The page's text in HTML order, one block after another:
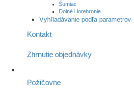
Šumiac
Dolné Horehronie
Vyhľladávanie podľa parametrov
Kontakt
Zhrnutie objednávky
Požičovne